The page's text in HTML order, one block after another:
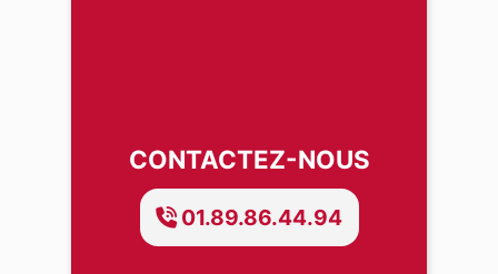
CONTACTEZ-NOUS
01.89.86.44.94